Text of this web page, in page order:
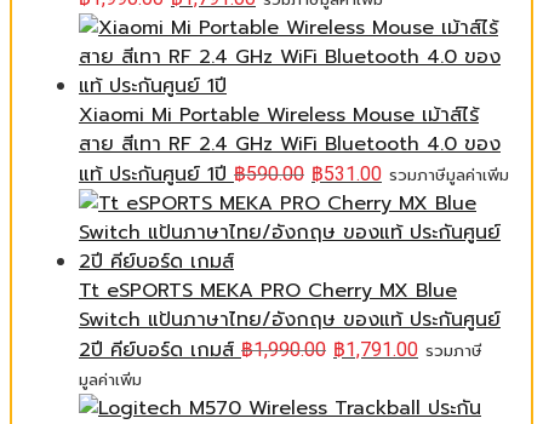
Xiaomi Mi Portable Wireless Mouse เม้าส์ไร้
สาย สีเทา RF 2.4 GHz WiFi Bluetooth 4.0 ของ
แท้ ประกันศูนย์ 1ปี ฿590.00 ฿531.00 รวมภาษีมูลค่าเพิ่ม
Tt eSPORTS MEKA PRO Cherry MX Blue
Switch แป้นภาษาไทย/อังกฤษ ของแท้ ประกันศูนย์
2ปี คีย์บอร์ด เกมส์ ฿1,990.00 ฿1,791.00 รวมภาษี
มูลค่าเพิ่ม